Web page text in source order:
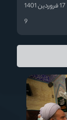
17 فروردین 1401
9